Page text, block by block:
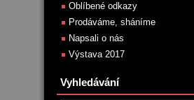
Oblíbené odkazy
Prodáváme, sháníme
Napsali o nás
Výstava 2017
Vyhledávání